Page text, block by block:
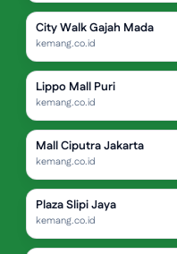
City Walk Gajah Mada
kemang.co.id
Lippo Mall Puri
kemang.co.id
Mall Ciputra Jakarta
kemang.co.id
Plaza Slipi Jaya
kemang.co.id